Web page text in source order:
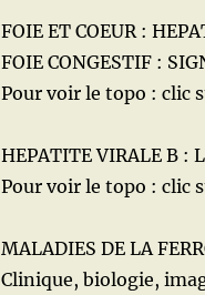
FOIE ET COEUR :
FOIE CONGESTIF :
Pour voir le topo : clic
HEPATITE VIRALE B :
Pour voir le topo : clic
MALADIES DE LA
Clinique, biologie,